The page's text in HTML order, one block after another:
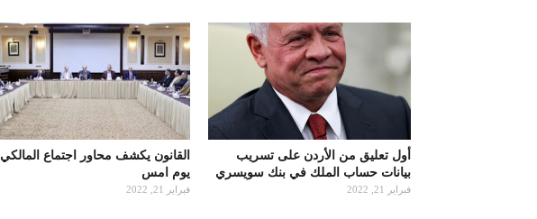
أول تعليق من الأردن على تسريب
بيانات حساب الملك في بنك سويسري
فبراير 21, 2022
القانون يكشف محاور اجتماع المالكي
يوم امس
فبراير 21, 2022